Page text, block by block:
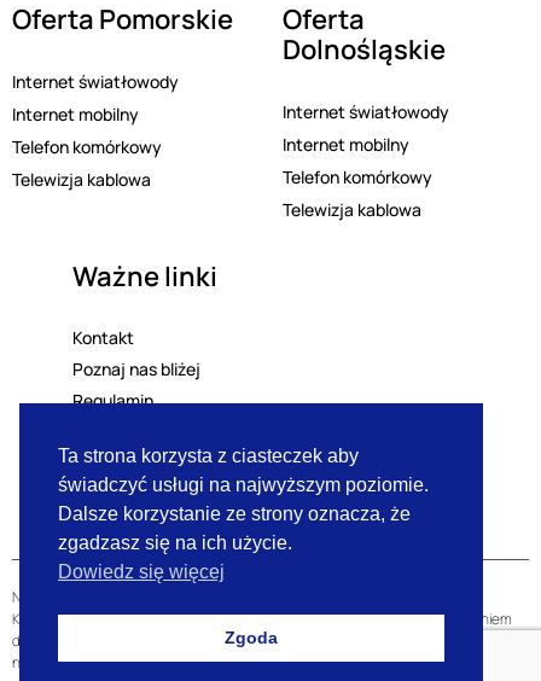
Oferta Pomorskie
Internet światłowody
Internet mobilny
Telefon komórkowy
Telewizja kablowa
Oferta
Dolnośląskie
Internet światłowody
Internet mobilny
Telefon komórkowy
Telewizja kablowa
Ważne linki
Kontakt
Poznaj nas bliżej
Regulamin
Lista mailingowa
RODO
Niniejsza strona internetowa nie stanowi oferty w rozumieniu przepisów
Kodeksu Cywilnego oraz innych właściwych przepisów, lecz jest zaproszeniem
do zawarcia umowy w rozumieniu art. 71 kodeksu Cywilnego. Zawarte w
niniejszej ulotce zdjęcia mają charakter poglądowy i mogą się różnić od
Ta strona korzysta z ciasteczek aby
świadczyć usługi na najwyższym poziomie.
Dalsze korzystanie ze strony oznacza, że
zgadzasz się na ich użycie.
Dowiedz się więcej
Zgoda